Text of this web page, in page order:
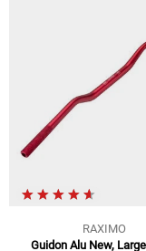
RAXIMO
Guidon Alu New,